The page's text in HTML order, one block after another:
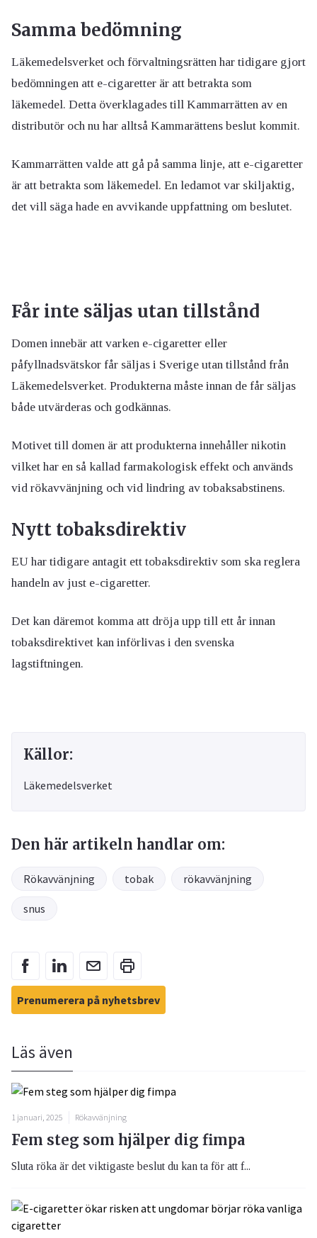
Samma bedömning
Läkemedelsverket och förvaltningsrätten har tidigare gjort
bedömningen att e-cigaretter är att betrakta som
läkemedel. Detta överklagades till Kammarrätten av en
distributör och nu har alltså Kammarättens beslut kommit.
Kammarrätten valde att gå på samma linje, att e-cigaretter
är att betrakta som läkemedel. En ledamot var skiljaktig,
det vill säga hade en avvikande uppfattning om beslutet.
Får inte säljas utan tillstånd
Domen innebär att varken e-cigaretter eller
påfyllnadsvätskor får säljas i Sverige utan tillstånd från
Läkemedelsverket. Produkterna måste innan de får säljas
både utvärderas och godkännas.
Motivet till domen är att produkterna innehåller nikotin
vilket har en så kallad farmakologisk effekt och används
vid rökavvänjning och vid lindring av tobaksabstinens.
Nytt tobaksdirektiv
EU har tidigare antagit ett tobaksdirektiv som ska reglera
handeln av just e-cigaretter.
Det kan däremot komma att dröja upp till ett år innan
tobaksdirektivet kan införlivas i den svenska
lagstiftningen.
Källor:
Läkemedelsverket
Den här artikeln handlar om:
Rökavvänjning tobak rökavvänjning
snus
Prenumerera på nyhetsbrev
Läs även
1 januari, 2025 Rökavvänjning
Fem steg som hjälper dig fimpa
Sluta röka är det viktigaste beslut du kan ta för att f...